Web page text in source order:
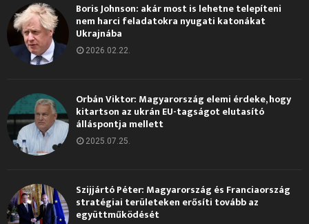
Boris Johnson: akár most is lehetne telepíteni
nem harci feladatokra nyugati katonákat
Ukrajnába
2026.02.22.
Orbán Viktor: Magyarország elemi érdeke, hogy
kitartson az ukrán EU-tagságot elutasító
álláspontja mellett
2025.07.25.
Szijjártó Péter: Magyarország és Franciaország
stratégiai területeken erősíti tovább az
együttműködését